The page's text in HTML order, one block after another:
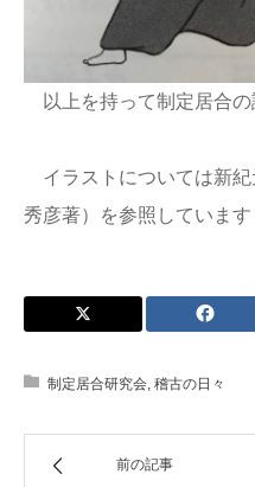
以上を持って制定居合の
イラストについては新紀
秀彦著）を参照しています
制定居合研究会 稽古の日々
前の記事